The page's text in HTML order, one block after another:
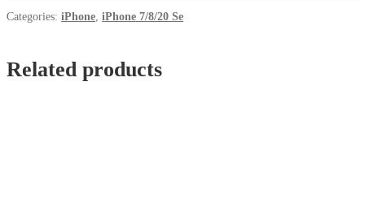
Zolta
quantity
Categories: iPhone iPhone 7/8/20 Se
Related products